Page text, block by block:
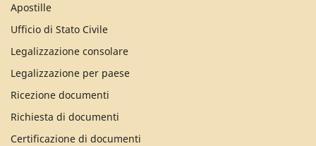
Apostille
Ufficio di Stato Civile
Legalizzazione consolare
Legalizzazione per paese
Ricezione documenti
Richiesta di documenti
Certificazione di documenti